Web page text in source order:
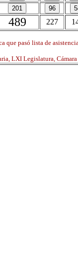
489 227
que pasó lista de
LXI Legislatura,